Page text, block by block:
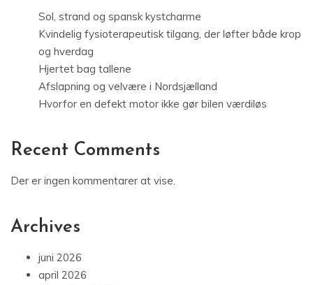
Sol, strand og spansk kystcharme
Kvindelig fysioterapeutisk tilgang, der løfter både krop
og hverdag
Hjertet bag tallene
Afslapning og velvære i Nordsjælland
Hvorfor en defekt motor ikke gør bilen værdiløs
Recent Comments
Der er ingen kommentarer at vise.
Archives
juni 2026
april 2026